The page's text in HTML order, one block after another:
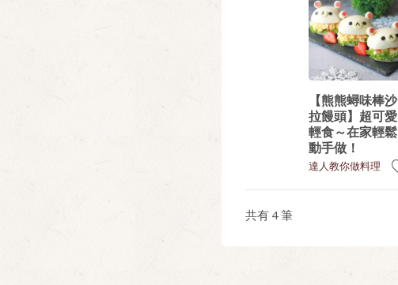
【熊熊蟳味棒沙
拉饅頭】超可愛
輕食～在家輕鬆
動手做！
達人教你做料理
共有 4筆